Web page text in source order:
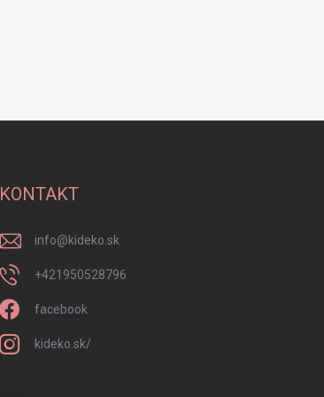
KONTAKT
info@kideko.sk
+421950528796
facebook
kideko.sk/